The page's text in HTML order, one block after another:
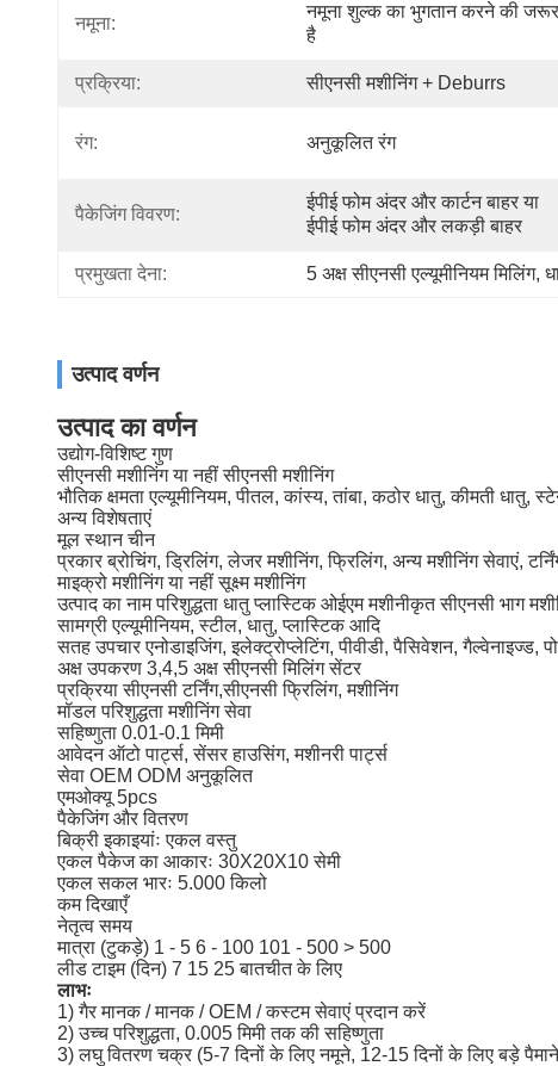
नमूना:
नमूना शुल्क का भुगतान करने की
है
प्रक्रिया: सीएनसी मशीनिंग + Deburrs
रंग: अनुकूलित रंग
पैकेजिंग विवरण:
ईपीई फोम अंदर और कार्टन बाहर या
ईपीई फोम अंदर और लकड़ी बाहर
प्रमुखता देना: 5 अक्ष सीएनसी एल्यूमीनियम मिलिंग,
उत्पाद वर्णन
उत्पाद का वर्णन
उद्योग-विशिष्ट गुण
सीएनसी मशीनिंग या नहीं सीएनसी मशीनिंग
भौतिक क्षमता एल्यूमीनियम, पीतल, कांस्य, तांबा, कठोर धातु, कीमती धातु,
अन्य विशेषताएं
मूल स्थान चीन
प्रकार ब्रोचिंग, ड्रिलिंग, लेजर मशीनिंग, फ्रिलिंग, अन्य मशीनिंग सेवाएं,
माइक्रो मशीनिंग या नहीं सूक्ष्म मशीनिंग
उत्पाद का नाम परिशुद्धता धातु प्लास्टिक ओईएम मशीनीकृत सीएनसी भाग
सामग्री एल्यूमीनियम, स्टील, धातु, प्लास्टिक आदि
सतह उपचार एनोडाइजिंग, इलेक्ट्रोप्लेटिंग, पीवीडी, पैसिवेशन, गैल्वेनाइज्ड,
अक्ष उपकरण 3,4,5 अक्ष सीएनसी मिलिंग सेंटर
प्रक्रिया सीएनसी टर्निंग,सीएनसी फ्रिलिंग, मशीनिंग
मॉडल परिशुद्धता मशीनिंग सेवा
सहिष्णुता 0.01-0.1 मिमी
आवेदन ऑटो पार्ट्स, सेंसर हाउसिंग, मशीनरी पार्ट्स
सेवा OEM ODM अनुकूलित
एमओक्यू 5pcs
पैकेजिंग और वितरण
बिक्री इकाइयांः एकल वस्तु
एकल पैकेज का आकारः 30X20X10 सेमी
एकल सकल भारः 5.000 किलो
कम दिखाएँ
नेतृत्व समय
मात्रा (टुकड़े) 1 - 5 6 - 100 101 - 500 > 500
लीड टाइम (दिन) 7 15 25 बातचीत के लिए
लाभः
1) गैर मानक / मानक / OEM / कस्टम सेवाएं प्रदान करें
2) उच्च परिशुद्धता, 0.005 मिमी तक की सहिष्णुता
3) लघु वितरण चक्र (5-7 दिनों के लिए नमूने, 12-15 दिनों के लिए बड़े पैमाने